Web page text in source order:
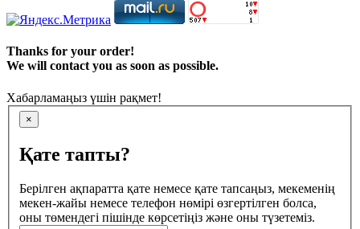
Thanks for your order!
We will contact you as soon as possible.
Хабарламаңыз үшін рақмет!
×
Қате тапты?
Берілген ақпаратта қате немесе қате тапсаңыз, мекеменің
мекен-жайы немесе телефон нөмірі өзгертілген болса,
оны төмендегі пішінде көрсетіңіз және оны түзетеміз.